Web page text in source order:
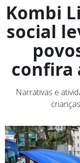
Kombi
social
confira
Narrativas e